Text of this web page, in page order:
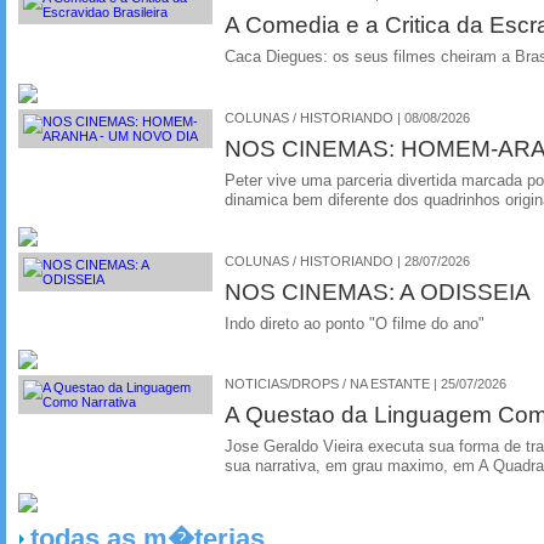
A Comedia e a Critica da
Caca Diegues: os seus filmes cheiram a
COLUNAS / HISTORIANDO | 08/08/2026
NOS CINEMAS: HOMEM-
Peter vive uma parceria divertida marcada
dinamica bem diferente dos quadrinhos
COLUNAS / HISTORIANDO | 28/07/2026
NOS CINEMAS: A ODISSEIA
Indo direto ao ponto "O filme do ano"
NOTICIAS/DROPS / NA ESTANTE | 25/07/2026
A Questao da Linguagem
Jose Geraldo Vieira executa sua forma de
sua narrativa, em grau maximo, em A